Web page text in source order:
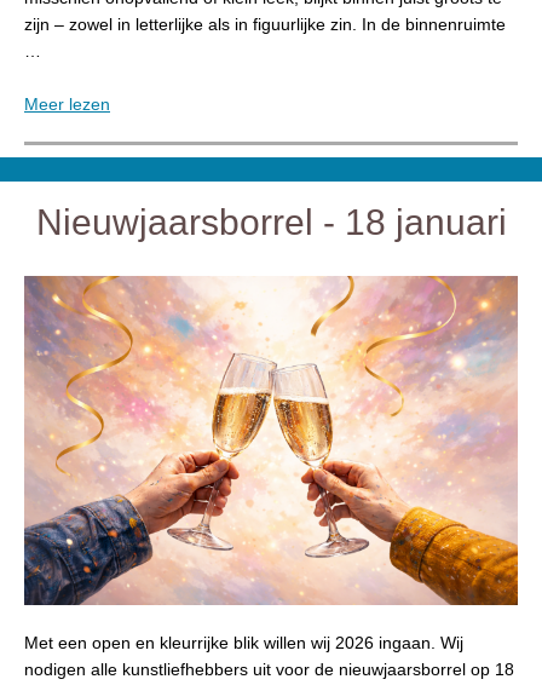
zijn – zowel in letterlijke als in figuurlijke zin. In de binnenruimte
Meer lezen
Nieuwjaarsborrel - 18 januari
Met een open en kleurrijke blik willen wij 2026 ingaan. Wij
nodigen alle kunstliefhebbers uit voor de nieuwjaarsborrel op 18